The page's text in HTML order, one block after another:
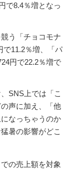
で8.4％増となっ
う「チョコモナ
で11.2％増、「パ
円で22.2％増で
SNS上では「こ
声に加え、「他
なっちゃうのか
暑の影響がどこ
の売上額を対象